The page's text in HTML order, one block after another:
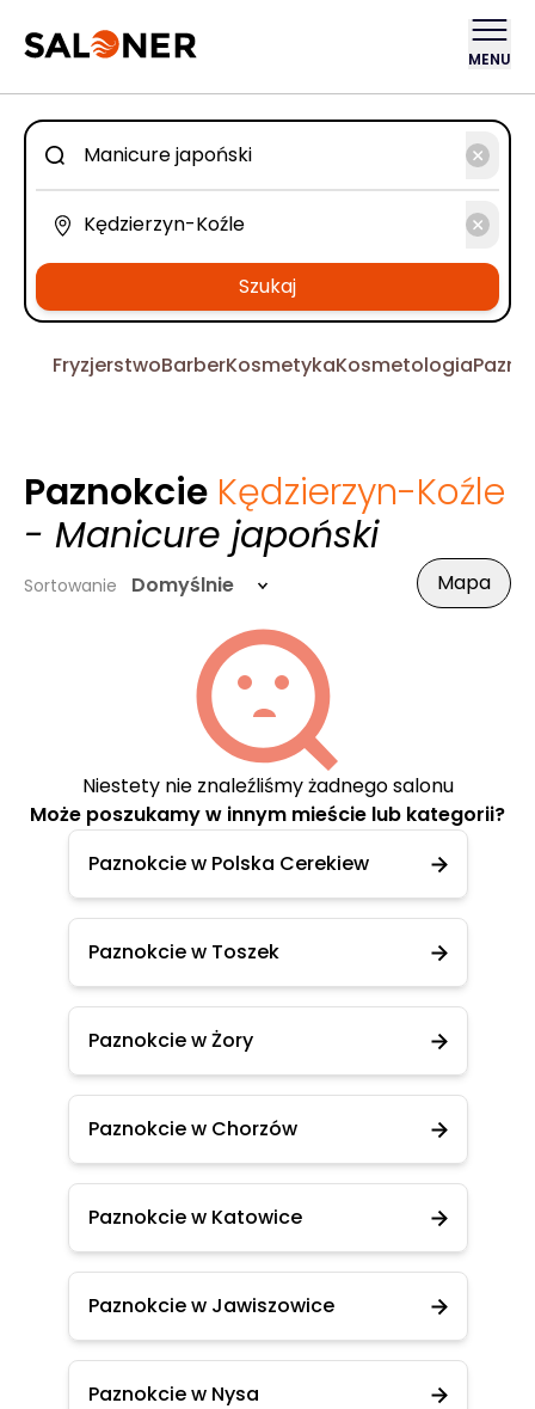
MENU
Szukaj
FryzjerstwoBarberKosmetykaKosmetologia
Paznokcie Kędzierzyn-Koźle
- Manicure japoński
Sortowanie Domyślnie Mapa
Niestety nie znaleźliśmy żadnego salonu
Może poszukamy w innym mieście lub kategorii?
Paznokcie w Polska Cerekiew
Paznokcie w Toszek
Paznokcie w Żory
Paznokcie w Chorzów
Paznokcie w Katowice
Paznokcie w Jawiszowice
Paznokcie w Nysa